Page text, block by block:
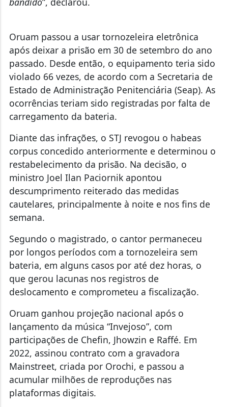
Oruam passou a usar tornozeleira eletrônica
após deixar a prisão em 30 de setembro do ano
passado. Desde então, o equipamento teria sido
violado 66 vezes, de acordo com a Secretaria de
Estado de Administração Penitenciária (Seap). As
ocorrências teriam sido registradas por falta de
carregamento da bateria.
Diante das infrações, o STJ revogou o habeas
corpus concedido anteriormente e determinou o
restabelecimento da prisão. Na decisão, o
ministro Joel Ilan Paciornik apontou
descumprimento reiterado das medidas
cautelares, principalmente à noite e nos fins de
semana.
Segundo o magistrado, o cantor permaneceu
por longos períodos com a tornozeleira sem
bateria, em alguns casos por até dez horas, o
que gerou lacunas nos registros de
deslocamento e comprometeu a fiscalização.
Oruam ganhou projeção nacional após o
lançamento da música “Invejoso”, com
participações de Chefin, Jhowzin e Raffé. Em
2022, assinou contrato com a gravadora
Mainstreet, criada por Orochi, e passou a
acumular milhões de reproduções nas
plataformas digitais.